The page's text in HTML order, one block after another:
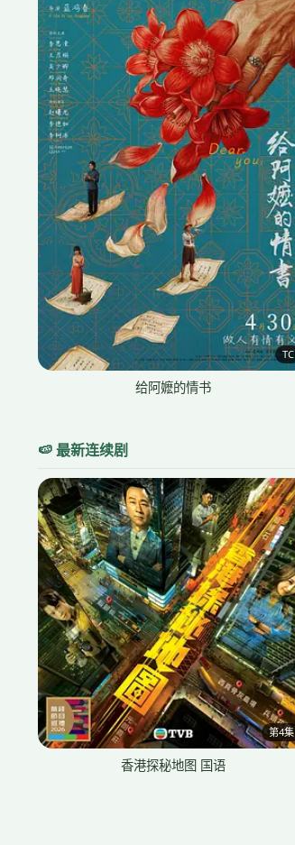
TC
给阿嬷的情书
🍉 最新连续剧
第4集
香港探秘地图 国语